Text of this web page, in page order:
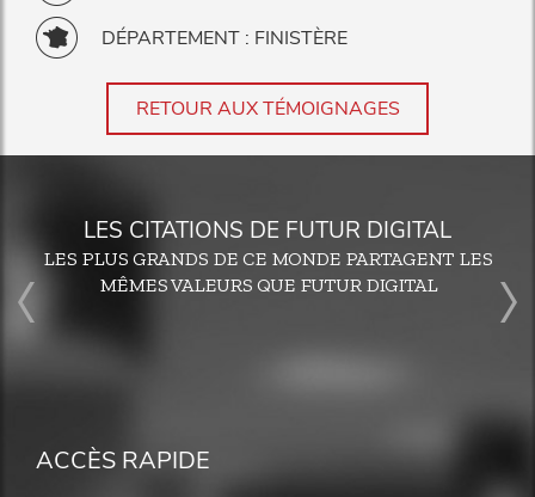
DÉPARTEMENT : FINISTÈRE
RETOUR AUX TÉMOIGNAGES
LES CITATIONS DE FUTUR DIGITAL
LES PLUS GRANDS DE CE MONDE PARTAGENT LES
MÊMES VALEURS QUE FUTUR DIGITAL
ACCÈS RAPIDE